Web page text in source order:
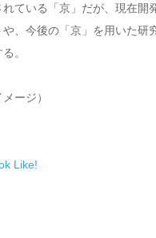
れている「京」だが、現在開
、今後の「京」を用いた研
。
ージ）